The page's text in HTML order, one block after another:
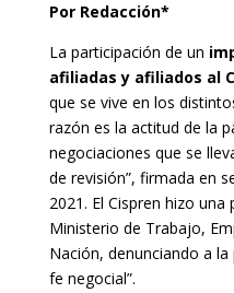
Por Redacción*
La participación de un
afiliadas y afiliados al
que se vive en los
razón es la actitud de la
negociaciones que se
de revisión”, firmada en
2021. El Cispren hizo
Ministerio de Trabajo,
Nación, denunciando a
fe negocial”.